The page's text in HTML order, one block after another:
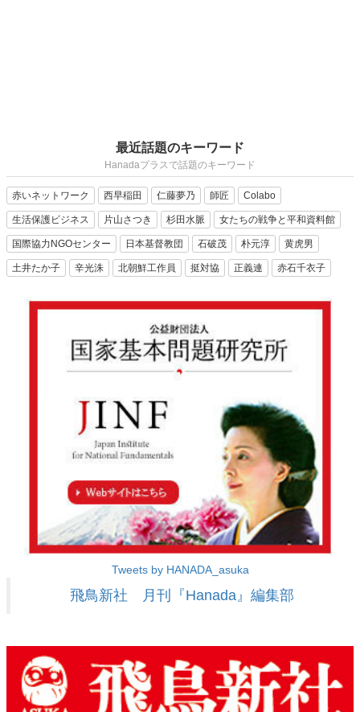
最近話題のキーワード
Hanadaプラスで話題のキーワード
赤いネットワーク 西早稲田 仁藤夢乃 師匠 Colabo
生活保護ビジネス 片山さつき 杉田水脈 女たちの戦争と平和資料館
国際協力NGOセンター 日本基督教団 石破茂 朴元淳 黄虎男
土井たか子 辛光洙 北朝鮮工作員 挺対協 正義連 赤石千衣子
Tweets by HANADA_asuka
飛鳥新社 月刊『Hanada』編集部